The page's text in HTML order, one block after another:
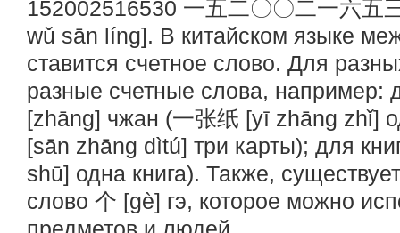
152002516530 一五二〇〇二一六
wǔ sān líng]. В китайском языке
ставится счетное слово. Для
разные счетные слова, например:
[zhāng] чжан (一张纸 [yī zhāng zhǐ]
[sān zhāng dìtú] три карты); для
shū] одна книга). Также,
слово 个 [gè] гэ, которое можно